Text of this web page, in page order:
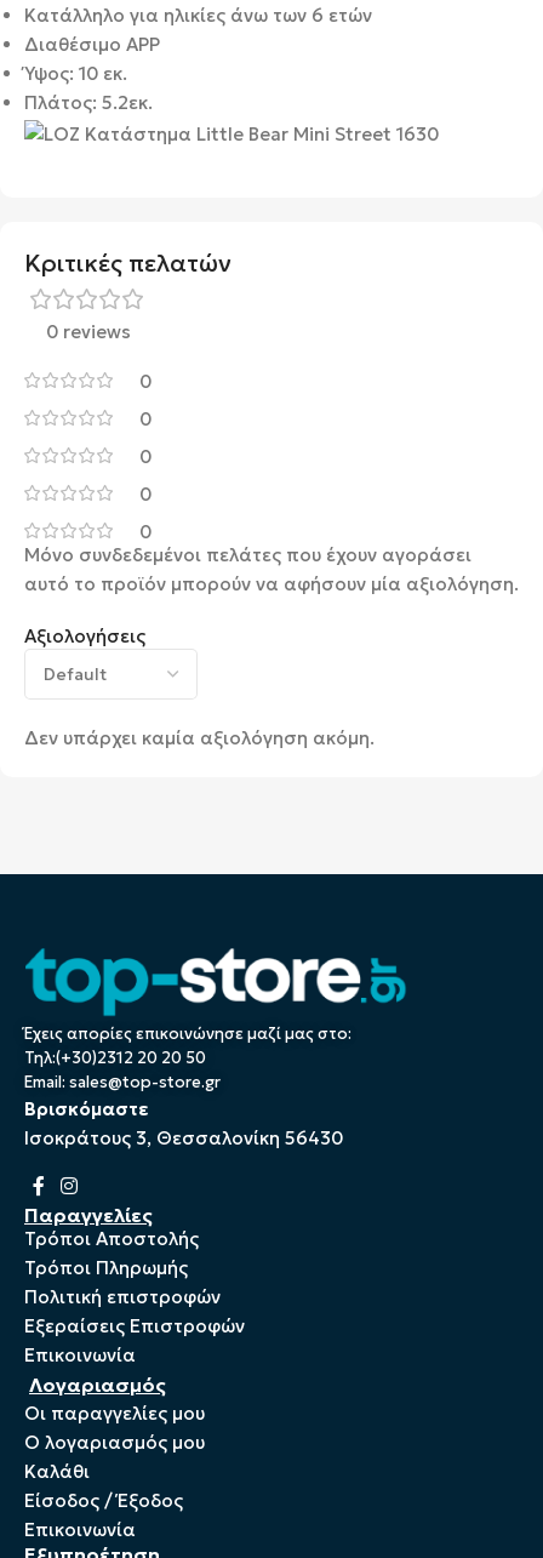
Κατάλληλο για ηλικίες άνω των 6 ετών
Διαθέσιμο APP
Ύψος: 10 εκ.
Πλάτος: 5.2εκ.
Κριτικές πελατών
0 reviews
0
0
0
0
0
Αξιολογήσεις
Δεν υπάρχει καμία αξιολόγηση ακόμη.
Μόνο συνδεδεμένοι πελάτες που έχουν αγοράσει
αυτό το προϊόν μπορούν να αφήσουν μία αξιολόγηση.
Έχεις απορίες επικοινώνησε μαζί μας στο:
Τηλ:(+30)2312 20 20 50
Email: sales@top-store.gr
Βρισκόμαστε
Ισοκράτους 3, Θεσσαλονίκη 56430
Παραγγελίες
Τρόποι Αποστολής
Τρόποι Πληρωμής
Πολιτική επιστροφών
Εξεραίσεις Επιστροφών
Επικοινωνία
Λογαριασμός
Οι παραγγελίες μου
Ο λογαριασμός μου
Καλάθι
Είσοδος / Έξοδος
Επικοινωνία